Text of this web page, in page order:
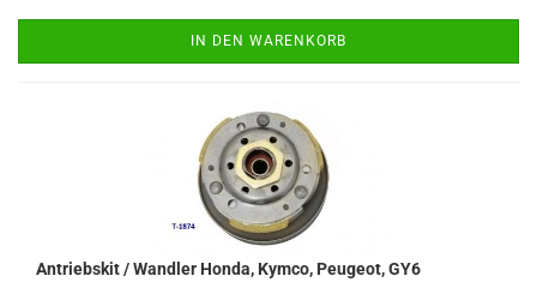
IN DEN WARENKORB
Antriebskit / Wandler Honda, Kymco, Peugeot, GY6